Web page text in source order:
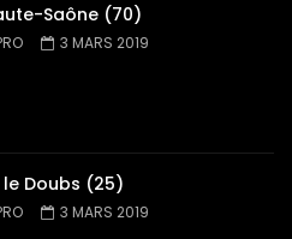
Saône (70)
3 MARS 2019
le Doubs (25)
3 MARS 2019